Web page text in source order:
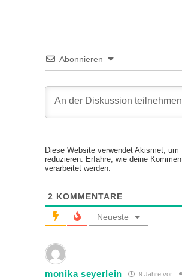
Abonnieren
Diese Website verwendet Akismet, um
reduzieren.
Erfahre, wie deine
verarbeitet werden.
2 KOMMENTARE
Neueste
monika seyerlein 9 Jahre vor